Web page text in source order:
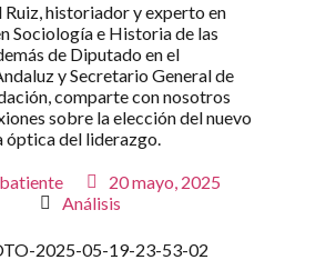
historiador y experto en
Sociología e Historia de las
de Diputado en el
y Secretario General de
comparte con nosotros
sobre la elección del nuevo
óptica del liderazgo.
20 mayo, 2025
Análisis